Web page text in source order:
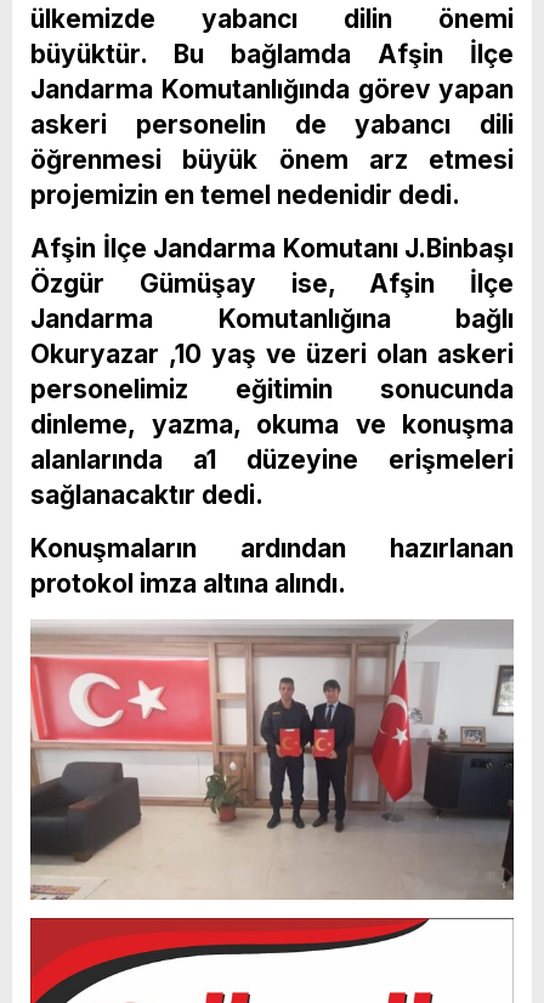
ülkemizde yabancı dilin önemi
büyüktür. Bu bağlamda Afşin İlçe
Jandarma Komutanlığında görev yapan
askeri personelin de yabancı dili
öğrenmesi büyük önem arz etmesi
projemizin en temel nedenidir dedi.
Afşin İlçe Jandarma Komutanı J.Binbaşı
Özgür Gümüşay ise, Afşin İlçe
Jandarma Komutanlığına bağlı
Okuryazar ,10 yaş ve üzeri olan askeri
personelimiz eğitimin sonucunda
dinleme, yazma, okuma ve konuşma
alanlarında a1 düzeyine erişmeleri
sağlanacaktır dedi.
Konuşmaların ardından hazırlanan
protokol imza altına alındı.